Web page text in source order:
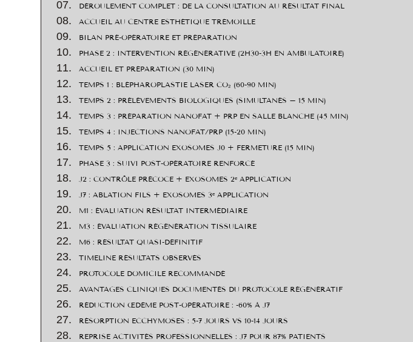
DÉROULEMENT COMPLET : DE LA CONSULTATION AU RÉSULTAT FINAL
ACCUEIL AU CENTRE ESTHÉTIQUE TRÉMOILLE
BILAN PRÉ-OPÉRATOIRE ET PRÉPARATION
PHASE 2 : INTERVENTION RÉGÉNÉRATIVE (2H30-3H EN AMBULATOIRE)
ACCUEIL ET PRÉPARATION (30 MIN)
TEMPS 1 : BLÉPHAROPLASTIE LASER CO₂ (60-90 MIN)
TEMPS 2 : PRÉLÈVEMENTS BIOLOGIQUES (SIMULTANÉS – 15 MIN)
TEMPS 3 : PRÉPARATION NANOFAT + PRP EN SALLE BLANCHE (45 MIN)
TEMPS 4 : INJECTIONS NANOFAT/PRP (15-20 MIN)
TEMPS 5 : APPLICATION EXOSOMES J0 + FERMETURE (15 MIN)
PHASE 3 : SUIVI POST-OPÉRATOIRE RENFORCÉ
J2 : CONTRÔLE PRÉCOCE + EXOSOMES 2ᵉ APPLICATION
J7 : ABLATION FILS + EXOSOMES 3ᵉ APPLICATION
M1 : ÉVALUATION RÉSULTAT INTERMÉDIAIRE
M3 : ÉVALUATION RÉGÉNÉRATION TISSULAIRE
M6 : RÉSULTAT QUASI-DÉFINITIF
TIMELINE RÉSULTATS OBSERVÉS
PROTOCOLE DOMICILE RECOMMANDÉ
AVANTAGES CLINIQUES DOCUMENTÉS DU PROTOCOLE RÉGÉNÉRATIF
RÉDUCTION ŒDÈME POST-OPÉRATOIRE : -60% À J7
RÉSORPTION ECCHYMOSES : 5-7 JOURS VS 10-14 JOURS
REPRISE ACTIVITÉS PROFESSIONNELLES : J7 POUR 87% PATIENTS